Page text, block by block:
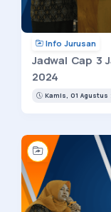
Info Jurusan
Jadwal Cap 3
2024
Kamis, 01 Agustus